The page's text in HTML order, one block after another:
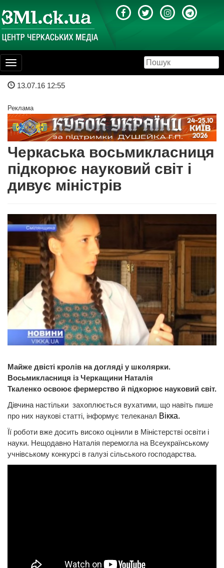
Toggle
navigation
13.07.16 12:55
Реклама
Черкаська восьмикласниця
підкорює науковий світ і
дивує міністрів
Майже двісті кролів на догляді у школярки.
Восьмикласниця із Черкащини Наталія
Ткаленко освоює фермерство й підкорює науковий світ.
Дівчина настільки захоплюється вухатими, що навіть пише
про них наукові статті, інформує телеканал Вікка.
Її роботи вже досить високо оцінили в Міністерстві освіти і
науки. Нещодавно Наталія перемогла на Всеукраїнському
учнівському конкурсі в галузі сільського господарства.